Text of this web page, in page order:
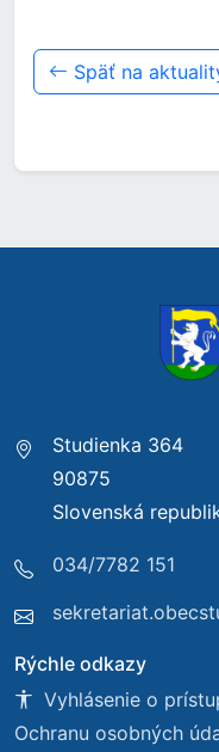
Späť na
Studienka 364
90875
Slovenská
034/7782 151
Rýchle odkazy
Vyhlásenie o
Ochranu osobných